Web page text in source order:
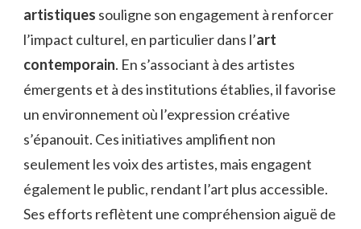
artistiques souligne son engagement à renforcer
l’impact culturel, en particulier dans l’art
contemporain. En s’associant à des artistes
émergents et à des institutions établies, il favorise
un environnement où l’expression créative
s’épanouit. Ces initiatives amplifient non
seulement les voix des artistes, mais engagent
également le public, rendant l’art plus accessible.
Ses efforts reflètent une compréhension aiguë de